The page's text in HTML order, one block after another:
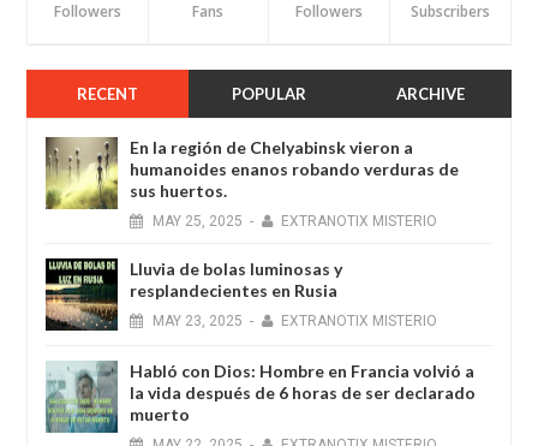
Followers Fans Followers Subscribers
RECENT POPULAR ARCHIVE
En la región de Chelyabinsk vieron a
humanoides enanos robando verduras de
sus huertos.
MAY 25, 2025 - EXTRANOTIX MISTERIO
Lluvia de bolas luminosas y
resplandecientes en Rusia
MAY 23, 2025 - EXTRANOTIX MISTERIO
Habló con Dios: Hombre en Francia volvió a
la vida después de 6 horas de ser declarado
muerto